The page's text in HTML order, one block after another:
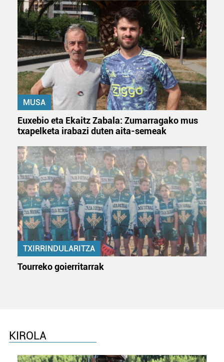
MUSA
Euxebio eta Ekaitz Zabala: Zumarragako mus
txapelketa irabazi duten aita-semeak
TXIRRINDULARITZA
Tourreko goierritarrak
KIROLA